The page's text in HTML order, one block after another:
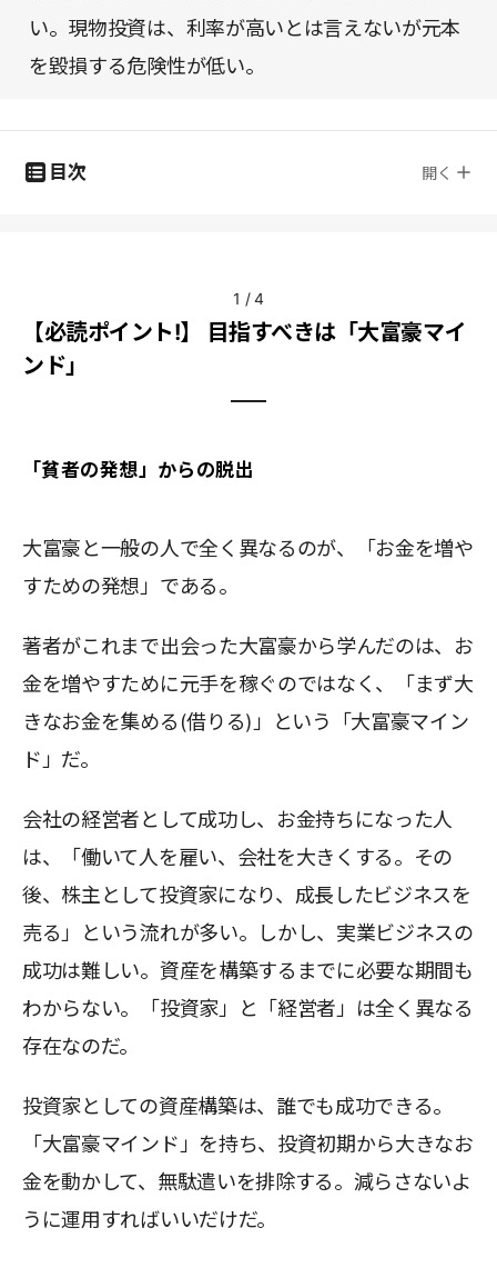
い。現物投資は、利率が高いとは言えないが元本
を毀損する危険性が低い。
目次 開く
1 /4
【必読ポイント!】 目指すべきは「大富豪マイ
ンド」
「貧者の発想」からの脱出
大富豪と一般の人で全く異なるのが、「お金を増や
すための発想」である。
著者がこれまで出会った大富豪から学んだのは、お
金を増やすために元手を稼ぐのではなく、「まず大
きなお金を集める(借りる)」という「大富豪マイン
ド」だ。
会社の経営者として成功し、お金持ちになった人
は、「働いて人を雇い、会社を大きくする。その
後、株主として投資家になり、成長したビジネスを
売る」という流れが多い。しかし、実業ビジネスの
成功は難しい。資産を構築するまでに必要な期間も
わからない。「投資家」と「経営者」は全く異なる
存在なのだ。
投資家としての資産構築は、誰でも成功できる。
「大富豪マインド」を持ち、投資初期から大きなお
金を動かして、無駄遣いを排除する。減らさないよ
うに運用すればいいだけだ。